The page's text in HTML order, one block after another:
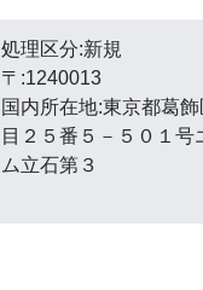
処理区分:新規
〒:1240013
国内所在地:東京都葛
目２５番５－５０１号
ム立石第３